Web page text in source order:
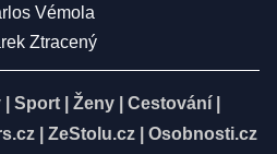
Vémola
Ztracený
Sport Ženy Cestování
ZeStolu.cz
Osobnosti.cz